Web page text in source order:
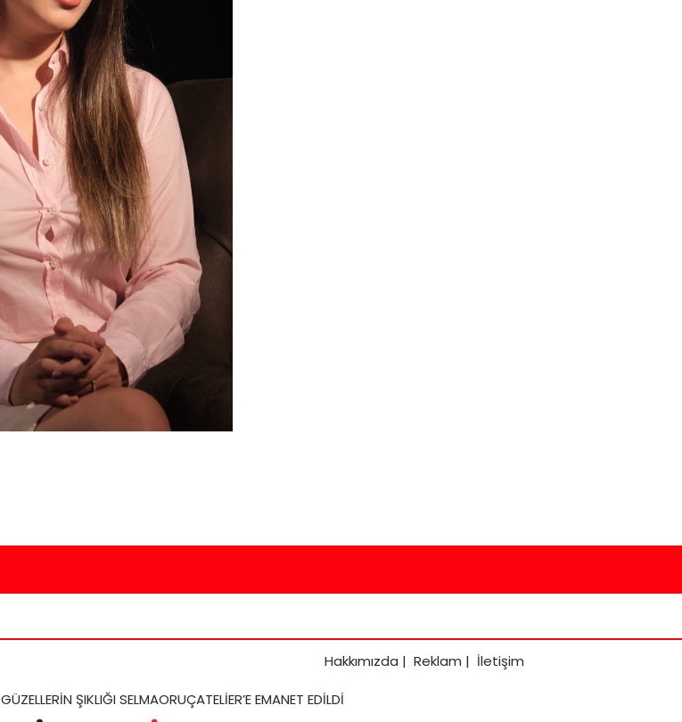
Hakkımızda | Reklam | İletişim
GÜZELLERİN ŞIKLIĞI SELMAORUÇATELİER’E EMANET EDİLDİ